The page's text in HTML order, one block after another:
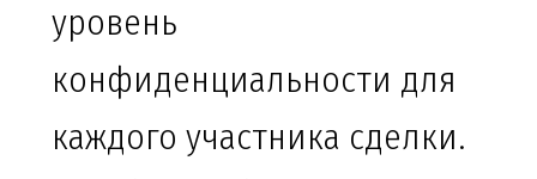
уровень
конфиденциальности для
каждого участника сделки.